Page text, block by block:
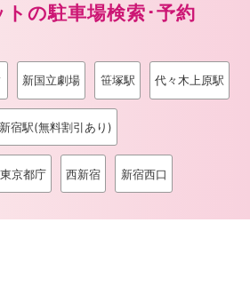
トの駐車場検索･予約
新国立劇場 笹塚駅 代々木上原駅
新宿駅(無料割引あり)
東京都庁 西新宿 新宿西口